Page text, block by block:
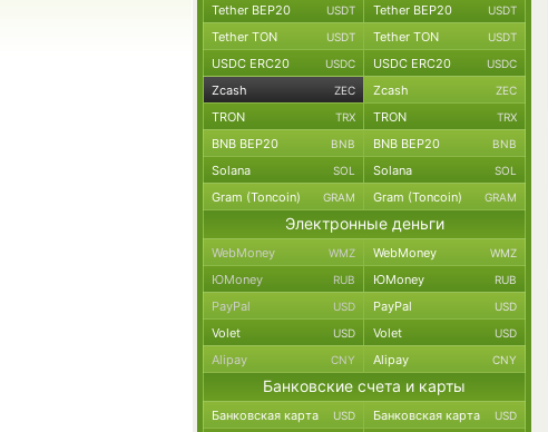
Tether BEP20 USDT Tether BEP20 USDT
Tether TON USDT Tether TON USDT
USDC ERC20 USDC USDC ERC20 USDC
Zcash ZEC Zcash ZEC
TRON TRX TRON TRX
BNB BEP20 BNB BNB BEP20 BNB
Solana SOL Solana SOL
Gram (Toncoin) GRAM Gram (Toncoin) GRAM
Электронные деньги
WebMoney WMZ WebMoney WMZ
ЮMoney RUB ЮMoney RUB
PayPal USD PayPal USD
Volet USD Volet USD
Alipay CNY Alipay CNY
Банковские счета и карты
Банковская карта USD Банковская карта USD